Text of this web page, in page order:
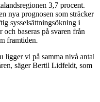
3,7 procent.
nya prognosen som sträcker
sysselsättningsökning i
baseras på svaren från
framtiden.
ligger vi på samma nivå antal
säger Bertil Lidfeldt, som